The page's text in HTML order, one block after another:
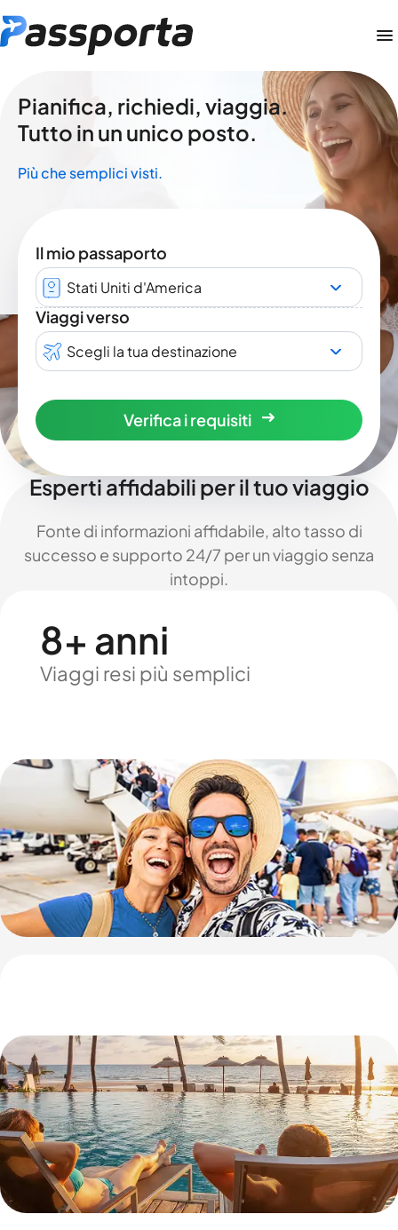
Pianifica, richiedi, viaggia.
Tutto in un unico posto.
Più che semplici visti.
Il mio passaporto
Stati Uniti d'America
Viaggi verso
Scegli la tua destinazione
Verifica i requisiti
Esperti affidabili per il tuo viaggio
Fonte di informazioni affidabile, alto tasso di
successo e supporto 24/7 per un viaggio senza
intoppi.
8+ anni
Viaggi resi più semplici